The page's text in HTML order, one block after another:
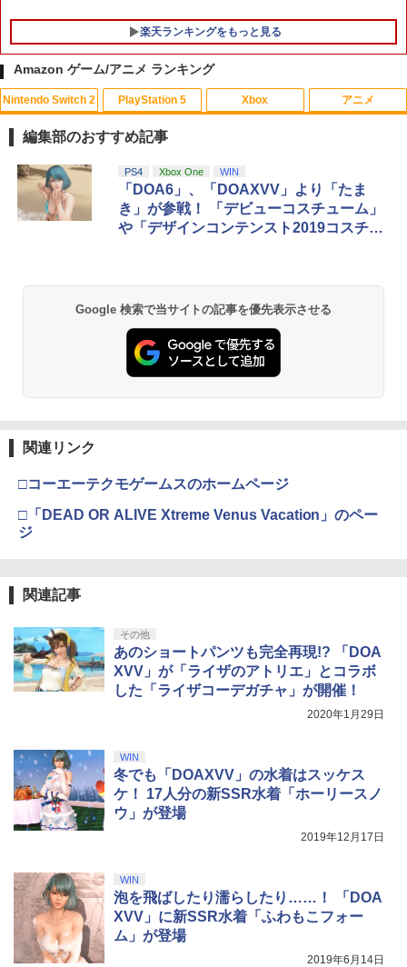
￥7,535
￥3,780
￥1,300
楽天ランキングをもっと見る
Amazon ゲーム/アニメ ランキング
Nintendo Switch 2
1
スプラトゥーン レイダース|オンライン
コード版
￥5,832
スプラトゥーン レイダース -Switch2
5
ニンテンドープリペイド番号 5000円|オ
ンラインコード版
PlayStation 5
1
PlayStation 5 デジタル・エディション
日本語専用 Console Language: Japan
ese only (CFI-2200B01)
￥55,000
Beast of Reincarnation -PS5 【特典】
プロダクトコード 封入
￥7,286
￥11,849
5
【純正品】DualSense ワイヤレスコン
トローラー(CFI-ZCT2J)
Xbox
1
【純正品】Xbox ワイヤレス コントロー
ラー + USB-C® ケーブル
￥8,300
Xbox プリペイドカード 5,000円 デジタ
ルコード 【旧 Xbox ギフトカード】 [オ
ンラインコード]
￥5,000
4
5
【純正品】Xbox ワイヤレス コントロー
ラー (カーボンブラック)
アニメ
1
劇場版「鬼滅の刃」無限城編 第一章 猗
窩座再来 通常版 [Blu-ray]
￥3,964
劇場版「鬼滅の刃」無限城編 第一章 猗
窩座再来 通常版 [DVD]
￥3,523
￥8,698
5
劇場版「鬼滅の刃」無限城編 第一章 猗
窩座再来 完全生産限定版 [DVD]
編集部のおすすめ記事
PS4 Xbox One WIN
「DOA6」、「DOAXVV」より「たま
き」が参戦！ 「デビューコスチューム」
や「デザインコンテンスト2019コスチュ
Google 検索で当サイトの記事を優先表示させる
関連リンク
□コーエーテクモゲームスのホームページ
□「DEAD OR ALIVE Xtreme Venus Vacation」のペー
ジ
関連記事
その他
あのショートパンツも完全再現!? 「DOA
XVV」が「ライザのアトリエ」とコラボ
した「ライザコーデガチャ」が開催！
2020年1月29日
WIN
冬でも「DOAXVV」の水着はスッケス
ケ！ 17人分の新SSR水着「ホーリースノ
ウ」が登場
2019年12月17日
WIN
泡を飛ばしたり濡らしたり……！ 「DOA
XVV」に新SSR水着「ふわもこフォー
ム」が登場
2019年6月14日